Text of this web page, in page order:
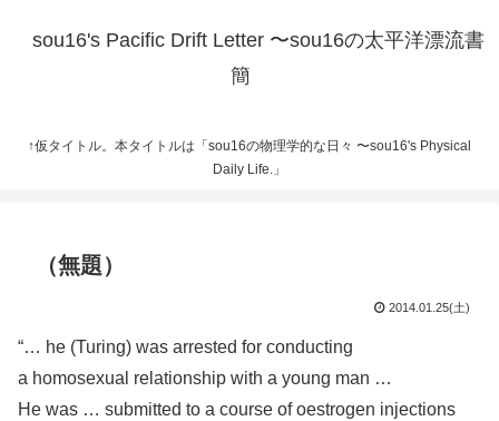
sou16's Pacific Drift Letter 〜sou16の太平洋漂流書
簡
↑仮タイトル。本タイトルは「sou16の物理学的な日々 〜sou16's Physical
Daily Life.」
（無題）
2014.01.25(土)
“… he (Turing) was arrested for conducting
a homosexual relationship with a young man …
He was … submitted to a course of oestrogen injections